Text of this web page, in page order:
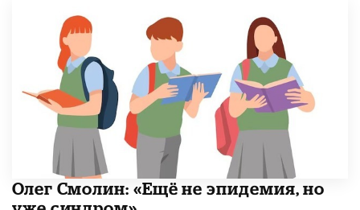
​Олег Смолин: «Ещё не эпидемия, но